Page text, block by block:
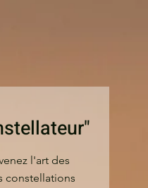
l'art des
constellations